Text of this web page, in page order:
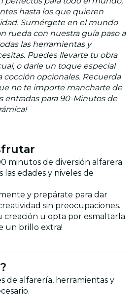
hasta los que quieren
Sumérgete en el mundo
rueda con nuestra guía paso a
las herramientas y
Puedes llevarte tu obra
o darle un toque especial
cocción opcionales. Recuerda
no te importe mancharte de
entradas para 90-Minutos de
minutos de diversión alfarera
las edades y niveles de
y prepárate para dar
sin preocupaciones.
creación u opta por esmaltarla
un brillo extra!
de alfarería, herramientas y